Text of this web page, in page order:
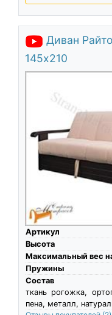
Диван
145х210
Артикул
Высота
Максимальный вес
Пружины
Состав
ткань рогожка,
пена, металл,